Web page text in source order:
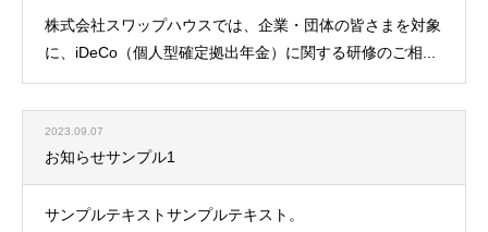
株式会社スワップハウスでは、企業・団体の皆さまを対象
に、iDeCo（個人型確定拠出年金）に関する研修のご相...
2023.09.07
お知らせサンプル1
サンプルテキストサンプルテキスト。